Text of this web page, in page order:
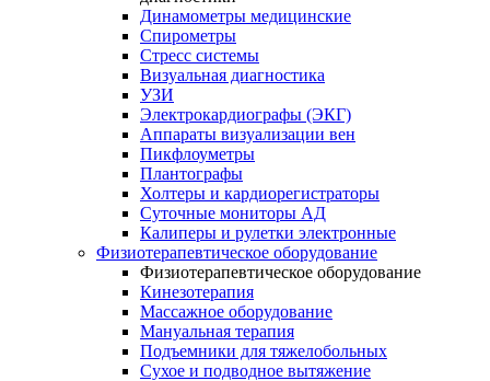
Динамометры медицинские
Спирометры
Стресс системы
Визуальная диагностика
УЗИ
Электрокардиографы (ЭКГ)
Аппараты визуализации вен
Пикфлоуметры
Плантографы
Холтеры и кардиорегистраторы
Суточные мониторы АД
Калиперы и рулетки электронные
Физиотерапевтическое оборудование
Физиотерапевтическое оборудование
Кинезотерапия
Массажное оборудование
Мануальная терапия
Подъемники для тяжелобольных
Сухое и подводное вытяжение